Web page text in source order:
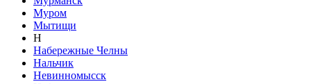
Муром
Мытищи
Н
Набережные Челны
Нальчик
Невинномысск